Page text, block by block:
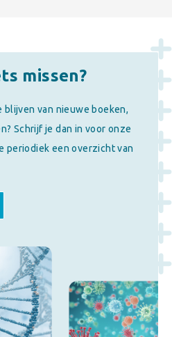
missen?
van nieuwe boeken,
Schrijf je dan in voor onze
periodiek een overzicht van